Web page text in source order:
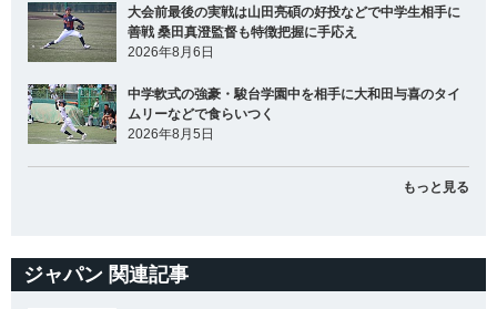
大会前最後の実戦は山田亮碩の好投などで中学生相手に
善戦 桑田真澄監督も特徴把握に手応え
2026年8月6日
中学軟式の強豪・駿台学園中を相手に大和田与喜のタイ
ムリーなどで食らいつく
2026年8月5日
もっと見る
ジャパン 関連記事